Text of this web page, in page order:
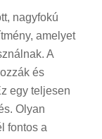
nagyfokú
amelyet
A
és
egy teljesen
Olyan
fontos a